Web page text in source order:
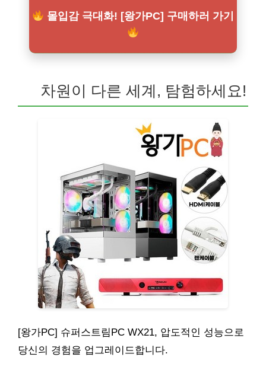
몰입감 극대화! [왕가PC] 구매하러 가기
차원이 다른 세계, 탐험하세요!
[왕가PC] 슈퍼스트림PC WX21, 압도적인 성능으로
당신의 경험을 업그레이드합니다.